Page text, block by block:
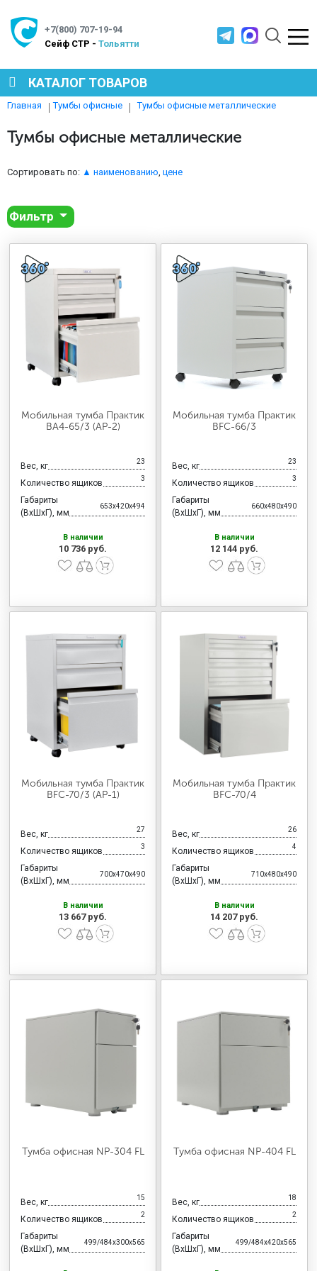
+7(800) 707-19-94
Cейф СТР - Тольятти
КАТАЛОГ ТОВАРОВ
МЕТАЛЛИЧЕСКАЯ МЕБЕЛЬ
МЕТАЛЛИЧЕСКИЕ СТЕЛЛАЖИ
ПРОИЗВОДСТВЕННАЯ МЕБЕЛЬ
МЕДИЦИНСКАЯ МЕБЕЛЬ
СИСТЕМЫ ХРАНЕНИЯ
ОФИСНАЯ МЕБЕЛЬ
МЕБЕЛЬ ДЛЯ ДОМА
СТАЛЬНЫЕ ДВЕРИ
Главная Тумбы офисные Тумбы офисные металлические
Тумбы офисные металлические
Сортировать по: ▲ наименованию цене
Фильтр
Мобильная тумба Практик
BA4-65/3 (АР-2)
Вес, кг 23
Количество ящиков 3
Габариты
(ВхШхГ), мм
653x420x494
В наличии
10 736 руб.
Мобильная тумба Практик
BFC-66/3
Вес, кг 23
Количество ящиков 3
Габариты
(ВхШхГ), мм
660x480x490
В наличии
12 144 руб.
Мобильная тумба Практик
BFC-70/3 (АР-1)
Вес, кг 27
Количество ящиков 3
Габариты
(ВхШхГ), мм
700x470x490
В наличии
13 667 руб.
Мобильная тумба Практик
BFC-70/4
Вес, кг 26
Количество ящиков 4
Габариты
(ВхШхГ), мм
710x480x490
В наличии
14 207 руб.
Тумба офисная NP-304 FL
Вес, кг 15
Количество ящиков 2
Габариты
(ВхШхГ), мм
499/484x300x565
Тумба офисная NP-404 FL
Вес, кг 18
Количество ящиков 2
Габариты
(ВхШхГ), мм
499/484x420x565